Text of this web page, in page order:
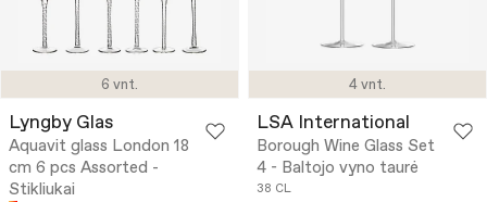
6 vnt.
Lyngby Glas
Aquavit glass London 18
cm 6 pcs Assorted -
Stikliukai
4 vnt.
LSA International
Borough Wine Glass Set
4 - Baltojo vyno taurė
38 CL